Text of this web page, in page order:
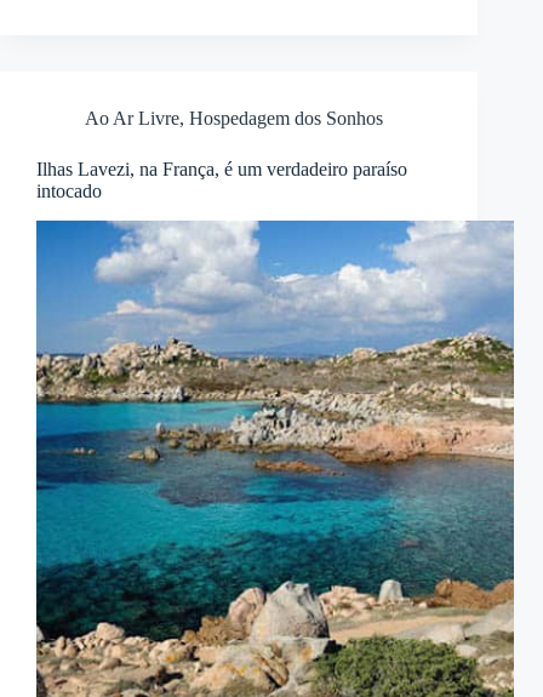
Ao Ar Livre, Hospedagem dos Sonhos
Ilhas Lavezi, na França, é um verdadeiro paraíso
intocado